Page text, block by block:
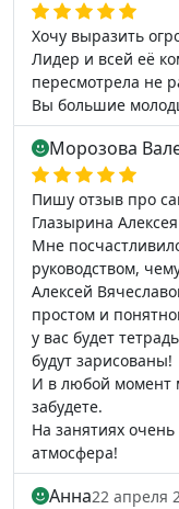
Хочу выразить
Лидер и всей её
пересмотрела не
Вы большие
Морозова
Пишу отзыв про
Глазырина
Мне
руководством,
Алексей
простом и
у вас будет
будут зарисованы!
И в любой момент
забудете.
На занятиях
атмосфера!
Анна22 апреля